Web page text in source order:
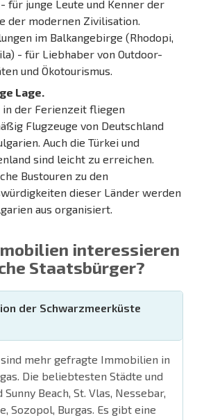
- für junge Leute und Kenner der
der modernen Zivilisation.
im Balkangebirge (Rhodopi,
- für Liebhaber von Outdoor-
und Ökotourismus.
Lage.
in der Ferienzeit fliegen
Flugzeuge von Deutschland
Auch die Türkei und
sind leicht zu erreichen.
Bustouren zu den
dieser Länder werden
aus organisiert.
interessieren
Staatsbürger?
der Schwarzmeerküste
mehr gefragte Immobilien in
Die beliebtesten Städte und
Beach, St. Vlas, Nessebar,
Sozopol, Burgas. Es gibt eine